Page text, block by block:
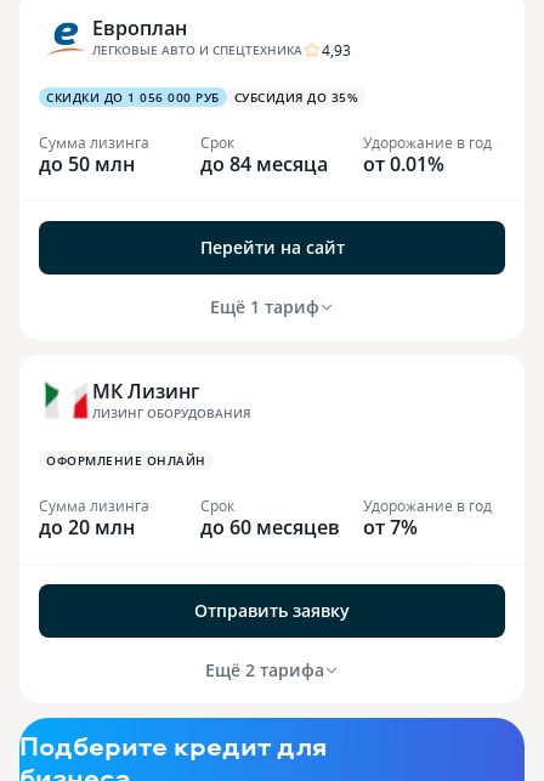
Европлан
ЛЕГКОВЫЕ АВТО И СПЕЦТЕХНИКА 4,93
СКИДКИ ДО 1 056 000 РУБ СУБСИДИЯ ДО 35%
Сумма лизинга
до 50 млн
Срок
до 84 месяца
Удорожание в год
от 0.01%
Перейти на сайт
Ещё 1 тариф
МК Лизинг
ЛИЗИНГ ОБОРУДОВАНИЯ
ОФОРМЛЕНИЕ ОНЛАЙН
Сумма лизинга
до 20 млн
Срок
до 60 месяцев
Удорожание в год
от 7%
Отправить заявку
Ещё 2 тарифа
Подберите кредит для